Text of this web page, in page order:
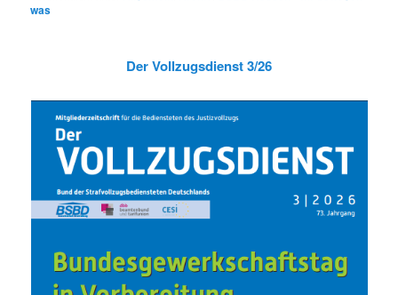
was
Der Vollzugsdienst 3/26